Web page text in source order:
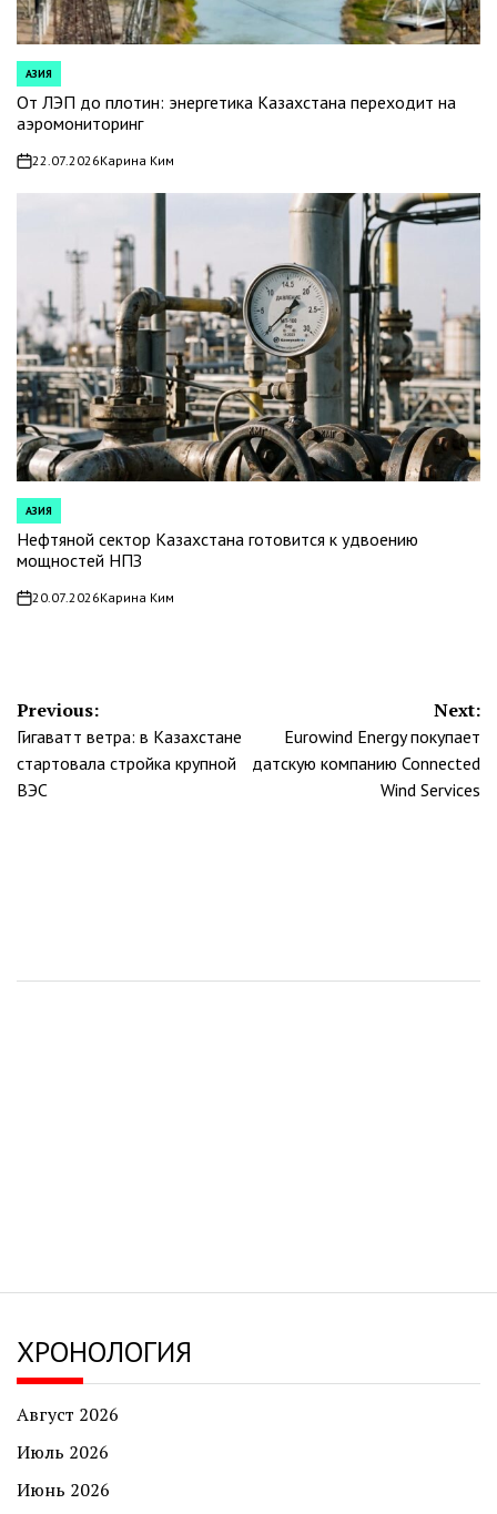
POSTED
IN
АЗИЯ
От ЛЭП до плотин: энергетика Казахстана переходит на
аэромониторинг
on22.07.2026Карина Ким
POSTED
IN
АЗИЯ
Нефтяной сектор Казахстана готовится к удвоению
мощностей НПЗ
on20.07.2026Карина Ким
Навигация
по
записям
Previous:
Гигаватт ветра: в Казахстане
стартовала стройка крупной
ВЭС
Next:
Eurowind Energy покупает
датскую компанию Connected
Wind Services
ХРОНОЛОГИЯ
Август 2026
Июль 2026
Июнь 2026